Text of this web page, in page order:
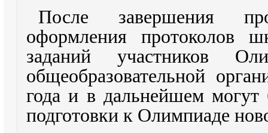
После завершения
оформления протоколов
заданий участников
общеобразовательной
года и в дальнейшем могут
подготовки к Олимпиаде